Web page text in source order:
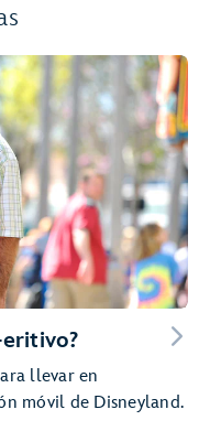
eritivo?
llevar en
móvil de Disneyland.